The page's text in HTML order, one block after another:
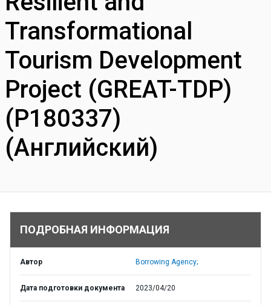
Transformational
Tourism Development
Project (GREAT-TDP)
(P180337)
(Английский)
ПОДРОБНАЯ ИНФОРМАЦИЯ
Автор Borrowing Agency;
Дата подготовки документа 2023/04/20